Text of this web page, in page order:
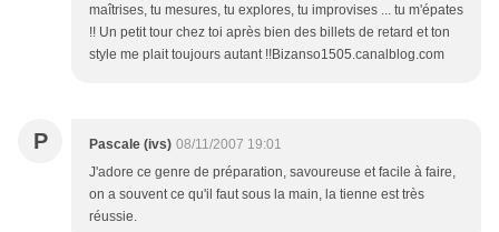
maîtrises, tu mesures, tu explores, tu improvises ... tu m'épates
!! Un petit tour chez toi après bien des billets de retard et ton
style me plait toujours autant !!Bizanso1505.canalblog.com
P Pascale (ivs) 08/11/2007 19:01
J'adore ce genre de préparation, savoureuse et facile à faire,
on a souvent ce qu'il faut sous la main, la tienne est très
réussie.